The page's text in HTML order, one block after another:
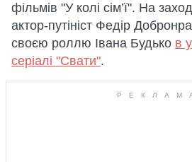
фільмів "У колі сім’ї". На
актор-путініст Федір
своєю роллю Івана Будько в
серіалі "Свати".